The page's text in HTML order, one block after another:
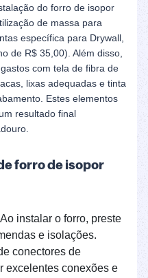
do forro de isopor
de massa para
específica para Drywall,
de R$ 35,00). Além disso,
com tela de fibra de
lixas adequadas e tinta
Estes elementos
resultado final
forro de isopor
Ao instalar o forro, preste
e isolações.
conectores de
excelentes conexões e